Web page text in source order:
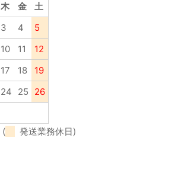
木 金
土
3 4
5
10 11
12
17 18
19
24 25
26
(
発送業務休日)